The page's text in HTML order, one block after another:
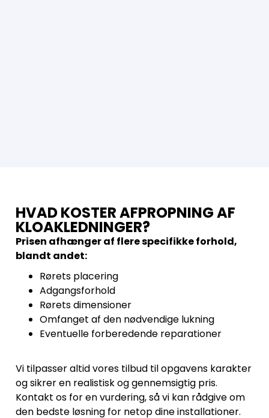
HVAD KOSTER AFPROPNING AF
KLOAKLEDNINGER?
Prisen afhænger af flere specifikke forhold,
blandt andet:
Rørets placering
Adgangsforhold
Rørets dimensioner
Omfanget af den nødvendige lukning
Eventuelle forberedende reparationer
Vi tilpasser altid vores tilbud til opgavens karakter
og sikrer en realistisk og gennemsigtig pris.
Kontakt os for en vurdering, så vi kan rådgive om
den bedste løsning for netop dine installationer.